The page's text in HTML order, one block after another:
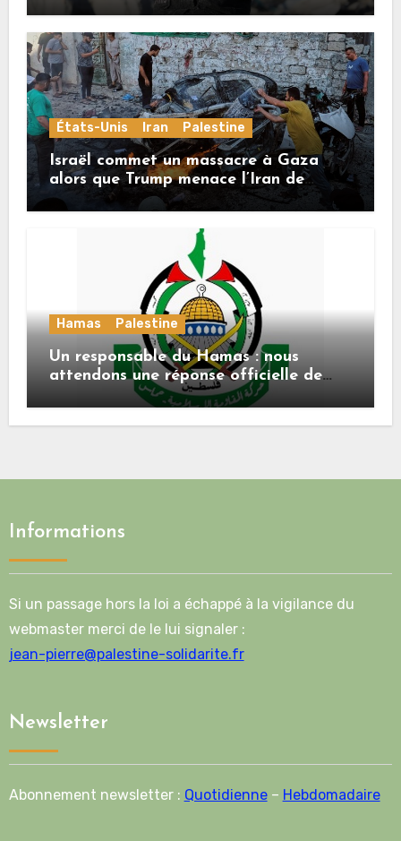
États-Unis Iran Palestine
Israël commet un massacre à Gaza
alors que Trump menace l’Iran de
«décapitation»
Hamas Palestine
Un responsable du Hamas : nous
attendons une réponse officielle de
Mladenov concernant la feuille de
route de la deuxième phase de l’accord
Informations
Si un passage hors la loi a échappé à la vigilance du
webmaster merci de le lui signaler :
jean-pierre@palestine-solidarite.fr
Newsletter
Abonnement newsletter : Quotidienne– Hebdomadaire